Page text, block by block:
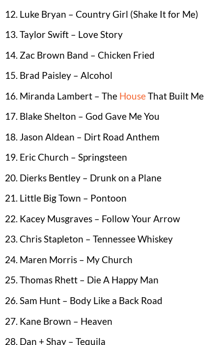
Luke Bryan – Country Girl (Shake It for Me)
Taylor Swift – Love Story
Zac Brown Band – Chicken Fried
Brad Paisley – Alcohol
Miranda Lambert – The HouseThat Built Me
Blake Shelton – God Gave Me You
Jason Aldean – Dirt Road Anthem
Eric Church – Springsteen
Dierks Bentley – Drunk on a Plane
Little Big Town – Pontoon
Kacey Musgraves – Follow Your Arrow
Chris Stapleton – Tennessee Whiskey
Maren Morris – My Church
Thomas Rhett – Die A Happy Man
Sam Hunt – Body Like a Back Road
Kane Brown – Heaven
Dan + Shay – Tequila